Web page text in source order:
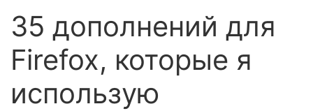
35 дополнений для
Firefox, которые я
использую